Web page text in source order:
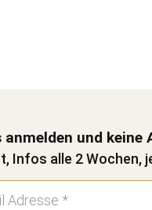
anmelden und keine
Infos alle 2 Wochen,